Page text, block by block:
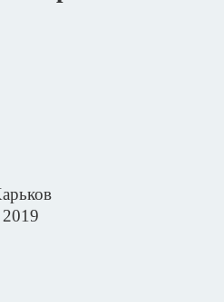
2019